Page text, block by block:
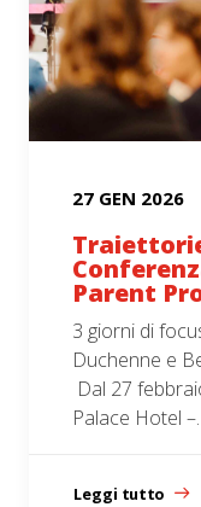
27 GEN 2026
Parent
3 giorni di
Duchenne e
Dal 27
Palace Hotel
Leggi tutto